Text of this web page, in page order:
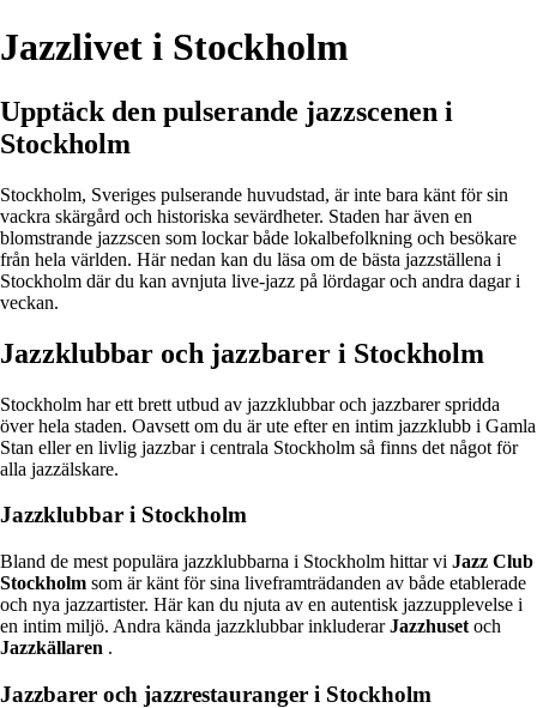
Jazzlivet i Stockholm
Upptäck den pulserande jazzscenen i
Stockholm
Stockholm, Sveriges pulserande huvudstad, är inte bara känt för sin
vackra skärgård och historiska sevärdheter. Staden har även en
blomstrande jazzscen som lockar både lokalbefolkning och besökare
från hela världen. Här nedan kan du läsa om de bästa jazzställena i
Stockholm där du kan avnjuta live-jazz på lördagar och andra dagar i
veckan.
Jazzklubbar och jazzbarer i Stockholm
Stockholm har ett brett utbud av jazzklubbar och jazzbarer spridda
över hela staden. Oavsett om du är ute efter en intim jazzklubb i Gamla
Stan eller en livlig jazzbar i centrala Stockholm så finns det något för
alla jazzälskare.
Jazzklubbar i Stockholm
Bland de mest populära jazzklubbarna i Stockholm hittar vi Jazz Club
Stockholm som är känt för sina liveframträdanden av både etablerade
och nya jazzartister. Här kan du njuta av en autentisk jazzupplevelse i
en intim miljö. Andra kända jazzklubbar inkluderarJazzhuset och
Jazzkällaren .
Jazzbarer och jazzrestauranger i Stockholm